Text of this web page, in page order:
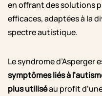
en offrant des solutions
efficaces, adaptées à la
spectre autistique.
Le syndrome d’Asperger
symptômes liés à
plus utiliséau profit